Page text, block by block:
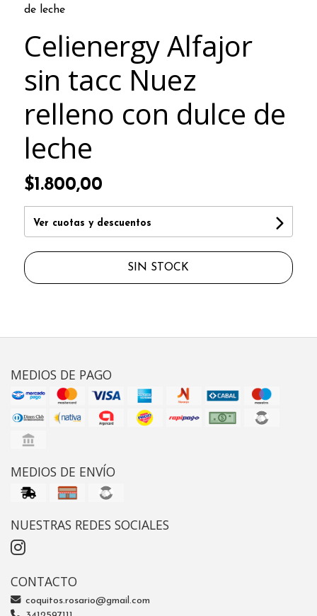
de leche
Celienergy Alfajor
sin tacc Nuez
relleno con dulce de
leche
$1.800,00
Ver cuotas y descuentos
SIN STOCK
MEDIOS DE PAGO
MEDIOS DE ENVÍO
NUESTRAS REDES SOCIALES
CONTACTO
coquitos.rosario@gmail.com